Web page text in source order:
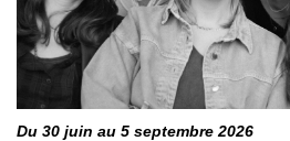
Du 30 juin au 5 septembre 2026